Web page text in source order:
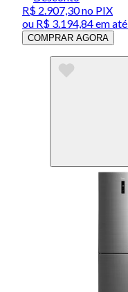
R$ 2.907,30no PIX
ou R$ 3.194,84em até
COMPRAR AGORA